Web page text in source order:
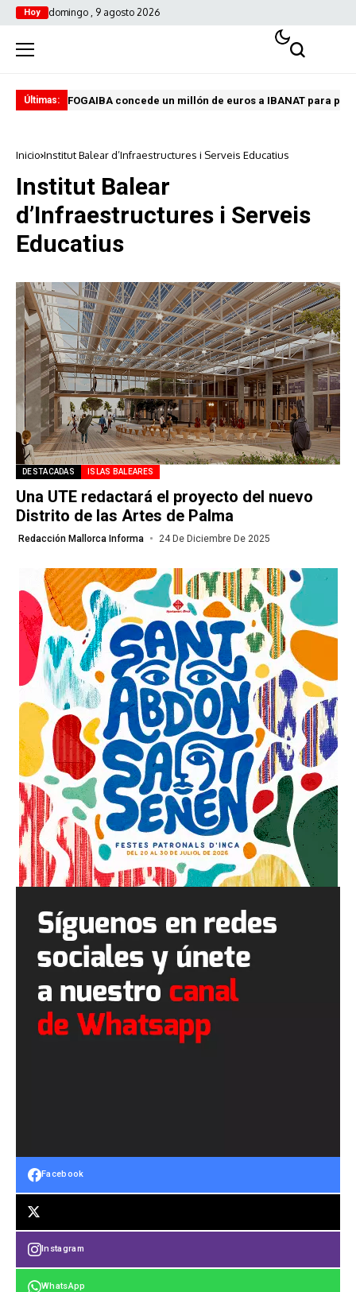
Hoy domingo , 9 agosto 2026
Últimas: FOGAIBA concede un millón de euros a IBANAT para
Inicio Institut Balear d’Infraestructures i Serveis Educatius
Institut Balear
d’Infraestructures i Serveis
Educatius
DESTACADAS ISLAS BALEARES
Una UTE redactará el proyecto del nuevo
Distrito de las Artes de Palma
Redacción Mallorca Informa 24 De Diciembre De 2025
Facebook
Instagram
WhatsApp